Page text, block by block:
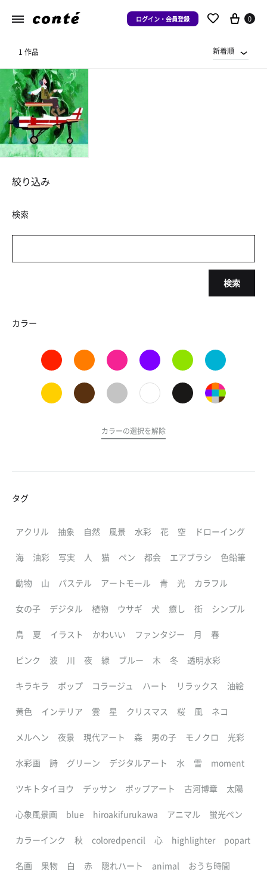
ログイン・会員登録 0
1 作品 新着順
絞り込み
検索
検索
カラー
カラーの選択を解除
タグ
アクリル 抽象 自然 風景 水彩 花 空 ドローイング
海 油彩 写実 人 猫 ペン 都会 エアブラシ 色鉛筆
動物 山 パステル アートモール 青 光 カラフル
女の子 デジタル 植物 ウサギ 犬 癒し 街 シンプル
鳥 夏 イラスト かわいい ファンタジー 月 春
ピンク 波 川 夜 緑 ブルー 木 冬 透明水彩
キラキラ ポップ コラージュ ハート リラックス 油絵
黄色 インテリア 雲 星 クリスマス 桜 風 ネコ
メルヘン 夜景 現代アート 森 男の子 モノクロ 光彩
水彩画 詩 グリーン デジタルアート 水 雪 moment
ツキトタイヨウ デッサン ポップアート 古河博章 太陽
心象風景画 blue hiroakifurukawa アニマル 蛍光ペン
カラーインク 秋 coloredpencil 心 highlighter popart
名画 果物 白 赤 隠れハート animal おうち時間